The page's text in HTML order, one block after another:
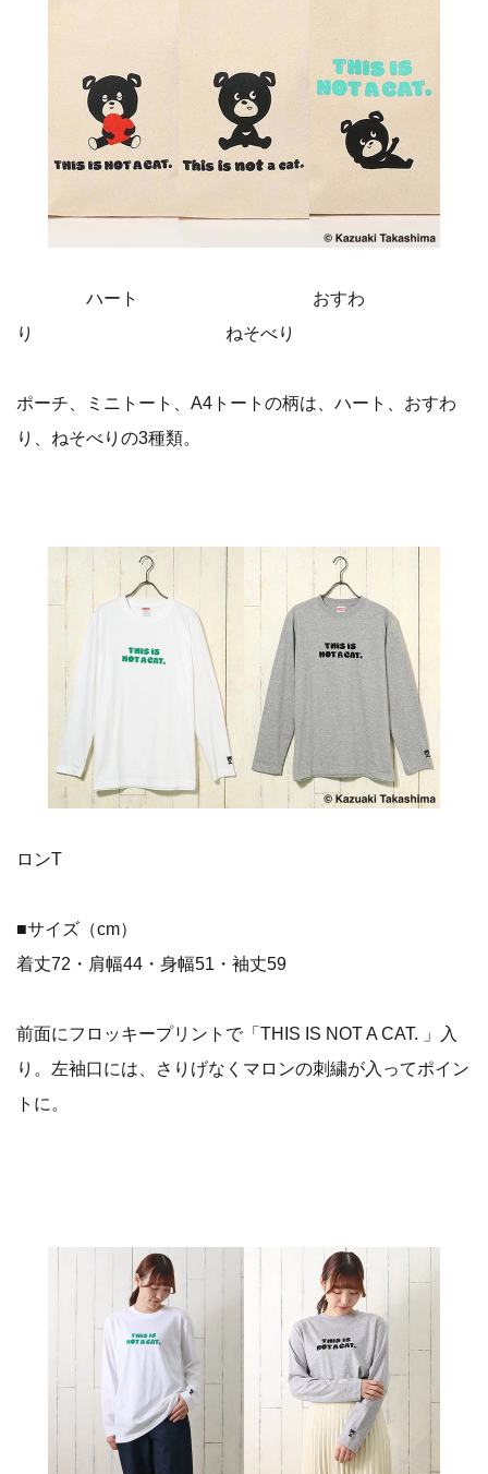
ハート おすわ
り ねそべり
ポーチ、ミニトート、A4トートの柄は、ハート、おすわ
り、ねそべりの3種類。
ロンT
■サイズ（cm）
着丈72・肩幅44・身幅51・袖丈59
前面にフロッキープリントで「THIS IS NOT A CAT. 」入
り。左袖口には、さりげなくマロンの刺繍が入ってポイン
トに。